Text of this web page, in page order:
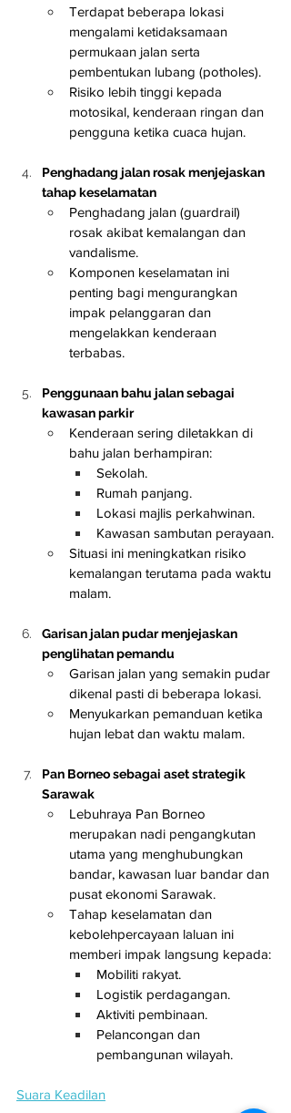
Terdapat beberapa lokasi
mengalami ketidaksamaan
permukaan jalan serta
pembentukan lubang (potholes).
Risiko lebih tinggi kepada
motosikal, kenderaan ringan dan
pengguna ketika cuaca hujan.
Penghadang jalan rosak menjejaskan
tahap keselamatan
Penghadang jalan (guardrail)
rosak akibat kemalangan dan
vandalisme.
Komponen keselamatan ini
penting bagi mengurangkan
impak pelanggaran dan
mengelakkan kenderaan
terbabas.
Penggunaan bahu jalan sebagai
kawasan parkir
Kenderaan sering diletakkan di
bahu jalan berhampiran:
Sekolah.
Rumah panjang.
Lokasi majlis perkahwinan.
Kawasan sambutan perayaan.
Situasi ini meningkatkan risiko
kemalangan terutama pada waktu
malam.
Garisan jalan pudar menjejaskan
penglihatan pemandu
Garisan jalan yang semakin pudar
dikenal pasti di beberapa lokasi.
Menyukarkan pemanduan ketika
hujan lebat dan waktu malam.
Pan Borneo sebagai aset strategik
Sarawak
Lebuhraya Pan Borneo
merupakan nadi pengangkutan
utama yang menghubungkan
bandar, kawasan luar bandar dan
pusat ekonomi Sarawak.
Tahap keselamatan dan
kebolehpercayaan laluan ini
memberi impak langsung kepada:
Mobiliti rakyat.
Logistik perdagangan.
Aktiviti pembinaan.
Pelancongan dan
pembangunan wilayah.
Suara Keadilan